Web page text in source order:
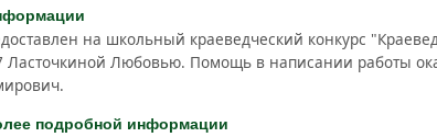
на школьный краеведческий конкурс
Ласточкиной Любовью. Помощь в написании работы
подробной информации